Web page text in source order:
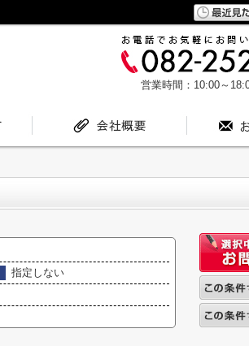
営業時間：10:00～
指定しない